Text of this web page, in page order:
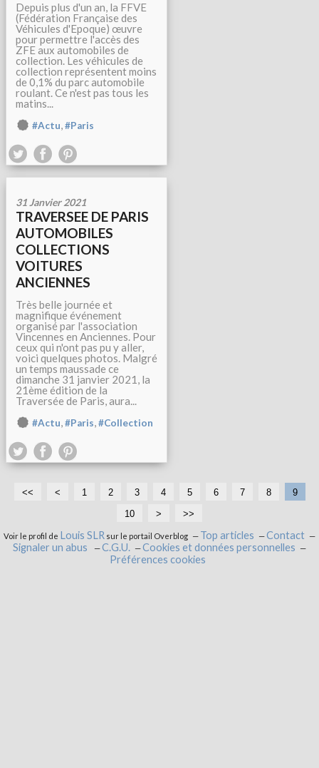
Depuis plus d'un an, la FFVE
(Fédération Française des
Véhicules d'Epoque) œuvre
pour permettre l'accès des
ZFE aux automobiles de
collection. Les véhicules de
collection représentent moins
de 0,1% du parc automobile
roulant. Ce n'est pas tous les
matins...
#Actu,#Paris
31 Janvier 2021
TRAVERSEE DE PARIS
AUTOMOBILES
COLLECTIONS
VOITURES
ANCIENNES
Très belle journée et
magnifique événement
organisé par l'association
Vincennes en Anciennes. Pour
ceux qui n'ont pas pu y aller,
voici quelques photos. Malgré
un temps maussade ce
dimanche 31 janvier 2021, la
21ème édition de la
Traversée de Paris, aura...
#Actu,#Paris,#Collection
<< < 1 2 3 4 5 6 7 8
9
10
2
0
3
0
4
0
> >>
Voir le profil de Louis SLR sur le portail Overblog Top articles
Contact
Signaler un abus
C.G.U.
Cookies et données personnelles
Préférences cookies